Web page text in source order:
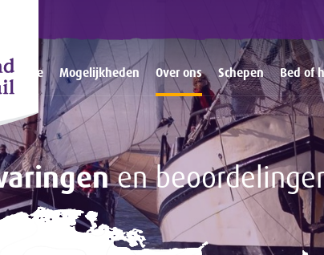
Home Mogelijkheden Over ons Schepen Bed of
en